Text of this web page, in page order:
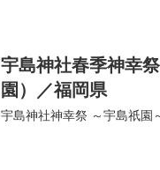
宇島神社春季神幸
園）／福岡県
宇島神社神幸祭 ～宇島祇園